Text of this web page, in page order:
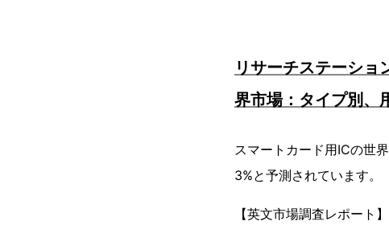
リサーチステーショ
界市場：タイプ別、
スマートカード用ICの世
3%と予測されています。
【英文市場調査レポート】